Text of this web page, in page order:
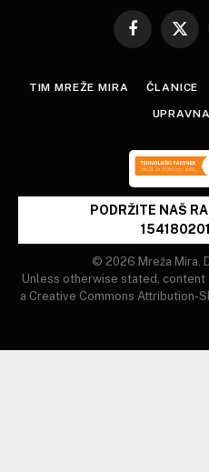
Facebook
X
TIM MREŽE MIRA ČLANICE
PODRŽITE NAŠ
© 2026 Mreža Mira.
Unless otherwise stated,
a Creative Commons Attribution-